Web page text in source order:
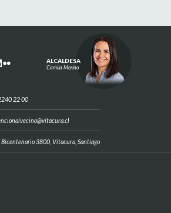
22 00
Bicentenario 3800, Vitacura, Santiago
ALCALDESA
Camila Merino